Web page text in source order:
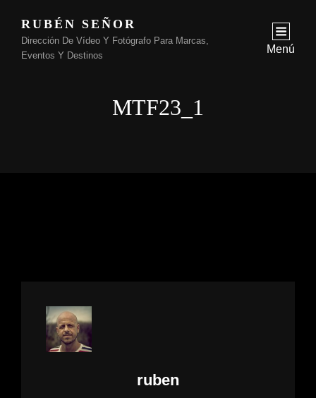
RUBÉN SEÑOR
Dirección De Vídeo Y Fotógrafo Para Marcas,
Eventos Y Destinos
Menú
MTF23_1
Autor:
ruben